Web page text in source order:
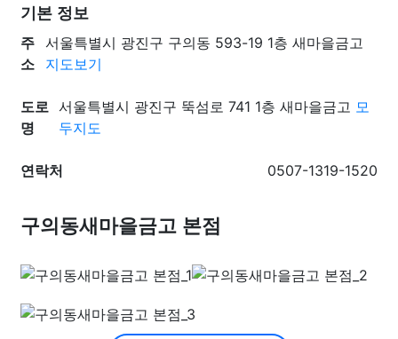
기본 정보
주
소
서울특별시 광진구 구의동 593-19 1층 새마을금고
지도보기
도로
명
서울특별시 광진구 뚝섬로 741 1층 새마을금고 모
두지도
연락처 0507-1319-1520
구의동새마을금고 본점